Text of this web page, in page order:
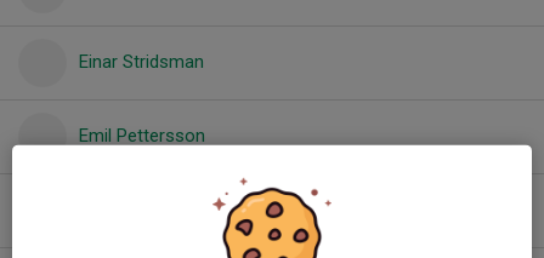
Einar Stridsman
Emil Pettersson